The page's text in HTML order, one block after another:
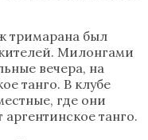
тримарана был
Милонгами
вечера, на
танго. В клубе
где они
танго.